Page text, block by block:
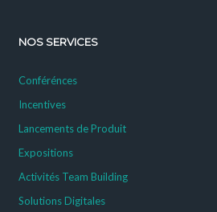
NOS SERVICES
Conférénces
Incentives
Lancements de Produit
Expositions
Activités Team Building
Solutions Digitales